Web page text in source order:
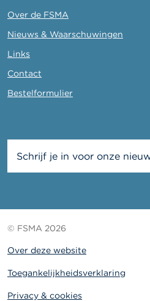
Over de FSMA
Nieuws & Waarschuwingen
Links
Contact
Bestelformulier
Schrijf je in voor onze
© FSMA 2026
Over deze website
Toegankelijkheidsverklaring
Privacy & cookies